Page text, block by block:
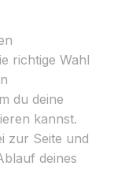
richtige Wahl
du deine
kannst.
zur Seite und
deines